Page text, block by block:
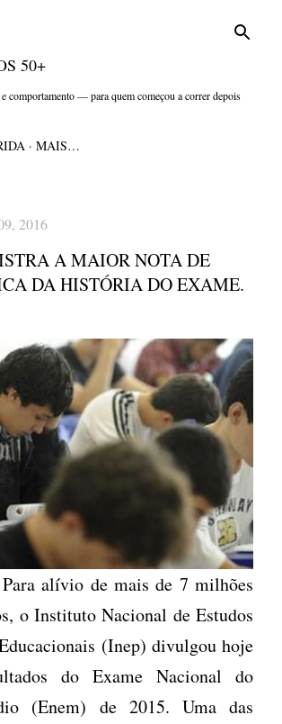
50+
comportamento — para quem começou a correr depois
MAIS…
2016
A MAIOR NOTA DE
DA HISTÓRIA DO EXAME.
alívio de mais de 7 milhões
o Instituto Nacional de Estudos
(Inep) divulgou hoje
do Exame Nacional do
(Enem) de 2015. Uma das